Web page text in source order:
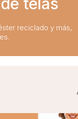
reciclado y más,